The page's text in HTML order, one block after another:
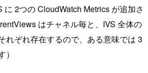
に 2つの CloudWatch Metrics が追加さ
はチャネル毎と、IVS 全体の
れぞれ存在するので、ある意味では 3